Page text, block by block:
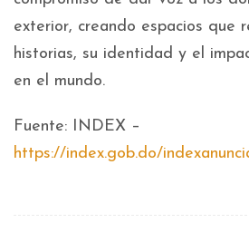
exterior, creando espacios que
historias, su identidad y el
en el mundo.
Fuente: INDEX –
https://index.gob.do/